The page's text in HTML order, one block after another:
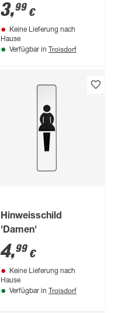
3,99 €
Keine Lieferung nach
Hause
Verfügbar in Troisdorf
Hinweisschild
'Damen'
4,99 €
Keine Lieferung nach
Hause
Verfügbar in Troisdorf